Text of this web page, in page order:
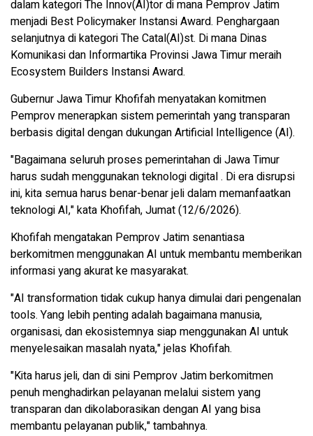
dalam kategori The Innov(AI)tor di mana Pemprov Jatim
menjadi Best Policymaker Instansi Award. Penghargaan
selanjutnya di kategori The Catal(AI)st. Di mana Dinas
Komunikasi dan Informartika Provinsi Jawa Timur meraih
Ecosystem Builders Instansi Award.
Gubernur Jawa Timur Khofifah menyatakan komitmen
Pemprov menerapkan sistem pemerintah yang transparan
berbasis digital dengan dukungan Artificial Intelligence (AI).
"Bagaimana seluruh proses pemerintahan di Jawa Timur
harus sudah menggunakan teknologi digital . Di era disrupsi
ini, kita semua harus benar-benar jeli dalam memanfaatkan
teknologi AI," kata Khofifah, Jumat (12/6/2026).
Khofifah mengatakan Pemprov Jatim senantiasa
berkomitmen menggunakan AI untuk membantu memberikan
informasi yang akurat ke masyarakat.
"AI transformation tidak cukup hanya dimulai dari pengenalan
tools. Yang lebih penting adalah bagaimana manusia,
organisasi, dan ekosistemnya siap menggunakan AI untuk
menyelesaikan masalah nyata," jelas Khofifah.
"Kita harus jeli, dan di sini Pemprov Jatim berkomitmen
penuh menghadirkan pelayanan melalui sistem yang
transparan dan dikolaborasikan dengan AI yang bisa
membantu pelayanan publik," tambahnya.